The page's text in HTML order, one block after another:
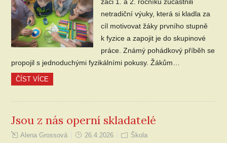
netradiční výuky, která si kladla za
cíl motivovat žáky prvního stupně
k fyzice a zapojit je do skupinové
práce. Známý pohádkový příběh se
propojil s jednoduchými fyzikálními pokusy. Žákům…
ČÍST VÍCE
Jsou z nás operní skladatelé
Alena Grossová 26.4.2026 Škola